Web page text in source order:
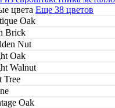
цвета Еще 38 цветов
Oak
Brick
Nut
Oak
Walnut
Tree
Oak